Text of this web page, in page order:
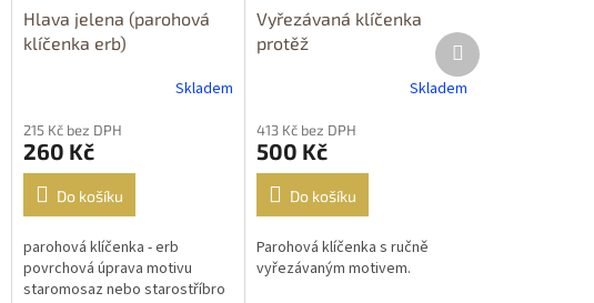
Hlava jelena (parohová
klíčenka erb)
Skladem
215 Kč bez DPH
260 Kč
Do košíku
parohová klíčenka - erb
povrchová úprava motivu
staromosaz nebo starostříbro
Vyřezávaná klíčenka
protěž
Skladem
413 Kč bez DPH
500 Kč
Do košíku
Parohová klíčenka s ručně
vyřezávaným motivem.
Další
produkt